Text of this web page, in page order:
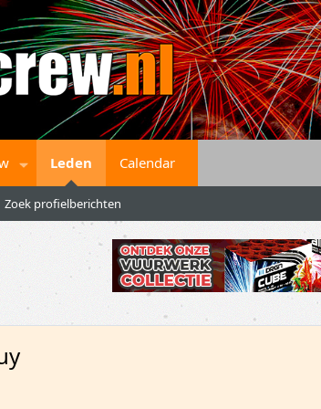
Leden Calendar
Zoek profielberichten